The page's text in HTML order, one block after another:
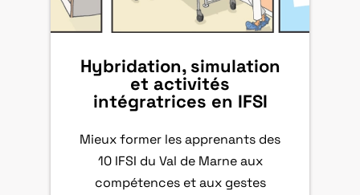
Hybridation, simulation
et activités
intégratrices en IFSI
Mieux former les apprenants des
10 IFSI du Val de Marne aux
compétences et aux gestes